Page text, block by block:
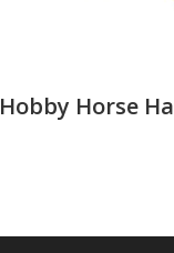
Hobby Horse